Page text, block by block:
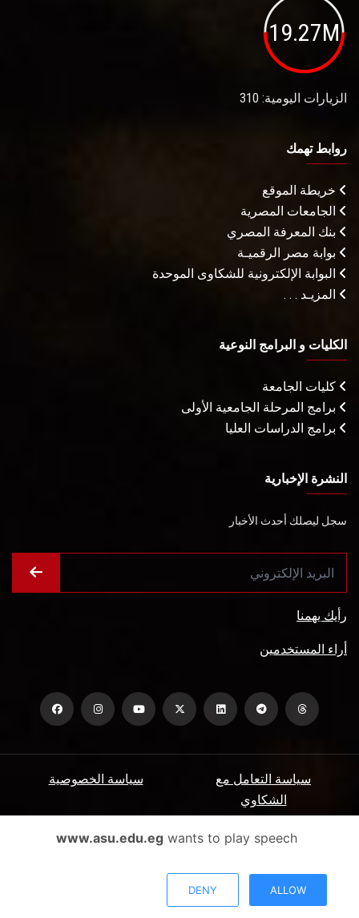
19.27M
الزيارات اليومية: 310
روابط تهمك
خريطة الموقع
الجامعات المصرية
بنك المعرفة المصري
بوابة مصر الرقميـة
البوابة الإلكترونية للشكاوى الموحدة
المزيـد . . .
الكليات و البرامج النوعية
كليات الجامعة
برامج المرحلة الجامعية الأولى
برامج الدراسات العليا
النشرة الإخبارية
سجل ليصلك أحدث الأخبار
رأيك يهمنا
أراء المستخدمين
سياسة الخصوصية
سياسة التعامل مع
الشكاوي
الأسئلة الشائعة ميثاق المتعاملين
جميع الحقوق محفوظة جامعة عين شمس - البوابة الإلكترونية © 2026
www.asu.edu.egwants to play speech
DENY ALLOW